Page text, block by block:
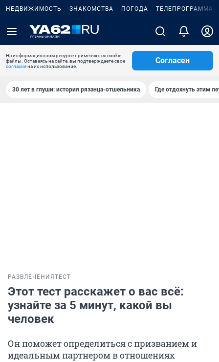
НЕДВИЖИМОСТЬ ЗНАКОМСТВА ПОГОДА ТЕЛЕПРОГРАММА
На информационном ресурсе применяются cookie-
файлы. Оставаясь на сайте, вы подтверждаете свое
согласиена их использование.
Согласен
30 лет в глуши: история рязанца-отшельника Где отдохнуть этим
РАЗВЛЕЧЕНИЯ ТЕСТ
Этот тест расскажет о вас всё:
узнайте за 5 минут, какой вы
человек
Он поможет определиться с призванием и
идеальным партнером в отношениях